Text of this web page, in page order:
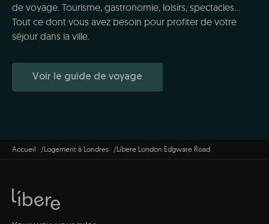
de voyage. Tourisme, gastronomie, loisirs, spectacles...
Tout ce dont vous avez besoin pour profiter de votre
séjour dans la ville.
Voir le guide de voyage
Accueil Logement à Londres Líbere London Edgware Road